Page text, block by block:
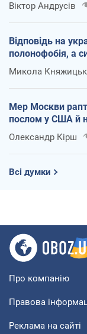
Віктор Андрусів
Відповідь на
полонофобія, а
Микола
Мер Москви
послом у США й
Олександр Кірш
Всі думки
Про компанію
Правова
Реклама на сайті